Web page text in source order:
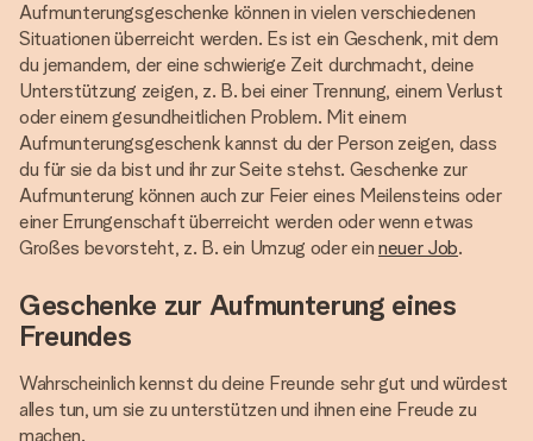
Aufmunterungsgeschenke können in vielen verschiedenen
Situationen überreicht werden. Es ist ein Geschenk, mit dem
du jemandem, der eine schwierige Zeit durchmacht, deine
Unterstützung zeigen, z. B. bei einer Trennung, einem Verlust
oder einem gesundheitlichen Problem. Mit einem
Aufmunterungsgeschenk kannst du der Person zeigen, dass
du für sie da bist und ihr zur Seite stehst. Geschenke zur
Aufmunterung können auch zur Feier eines Meilensteins oder
einer Errungenschaft überreicht werden oder wenn etwas
Großes bevorsteht, z. B. ein Umzug oder ein neuer Job.
Geschenke zur Aufmunterung eines
Freundes
Wahrscheinlich kennst du deine Freunde sehr gut und würdest
alles tun, um sie zu unterstützen und ihnen eine Freude zu
machen.